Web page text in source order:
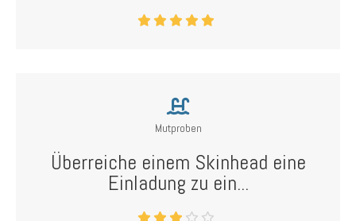
Mutproben
Überreiche einem Skinhead eine
Einladung zu ein...